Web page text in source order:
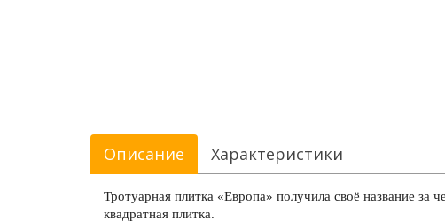
Описание Характеристики
Тротуарная плитка «Европа» получила своё название
квадратная плитка.